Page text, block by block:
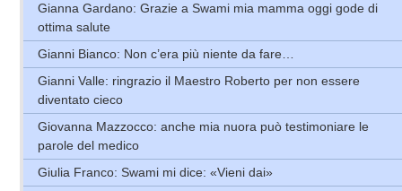
Gianna Gardano: Grazie a Swami mia mamma oggi gode di
ottima salute
Gianni Bianco: Non c’era più niente da fare…
Gianni Valle: ringrazio il Maestro Roberto per non essere
diventato cieco
Giovanna Mazzocco: anche mia nuora può testimoniare le
parole del medico
Giulia Franco: Swami mi dice: «Vieni dai»